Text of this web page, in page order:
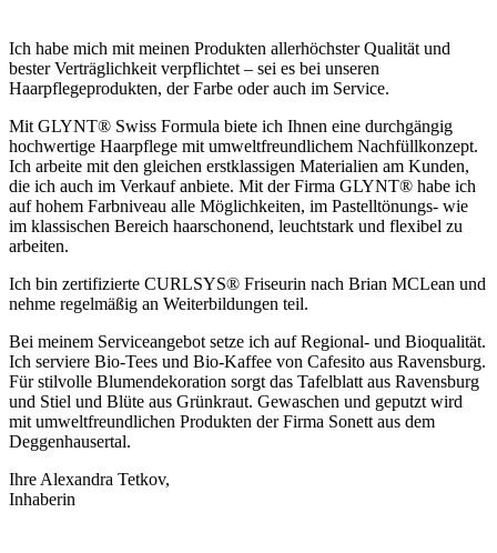
Ich habe mich mit meinen Produkten allerhöchster Qualität und
bester Verträglichkeit verpflichtet – sei es bei unseren
Haarpflegeprodukten, der Farbe oder auch im Service.
Mit GLYNT® Swiss Formula biete ich Ihnen eine durchgängig
hochwertige Haarpflege mit umweltfreundlichem Nachfüllkonzept.
Ich arbeite mit den gleichen erstklassigen Materialien am Kunden,
die ich auch im Verkauf anbiete. Mit der Firma GLYNT® habe ich
auf hohem Farbniveau alle Möglichkeiten, im Pastelltönungs- wie
im klassischen Bereich haarschonend, leuchtstark und flexibel zu
arbeiten.
Ich bin zertifizierte CURLSYS® Friseurin nach Brian MCLean und
nehme regelmäßig an Weiterbildungen teil.
Bei meinem Serviceangebot setze ich auf Regional- und Bioqualität.
Ich serviere Bio-Tees und Bio-Kaffee von Cafesito aus Ravensburg.
Für stilvolle Blumendekoration sorgt das Tafelblatt aus Ravensburg
und Stiel und Blüte aus Grünkraut. Gewaschen und geputzt wird
mit umweltfreundlichen Produkten der Firma Sonett aus dem
Deggenhausertal.
Ihre Alexandra Tetkov,
Inhaberin